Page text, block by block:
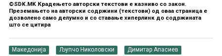
©SDK.MK Крадењето авторски текстови е казниво со закон.
Преземањето на авторски содржини (текстови) од оваа страница е
дозволено само делумно и со ставање хиперлинк до содржината
што се цитира
Македонија Љупчо Николовски Димитар Апасиев